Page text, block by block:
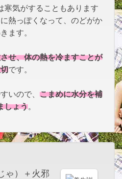
寒気がすることもあります
熱っぽくなって、のどがか
ます。
せ、体の熱を冷ますことが
です。
いので、 こまめに水分を補
しょう。
ゃ）＋火邪